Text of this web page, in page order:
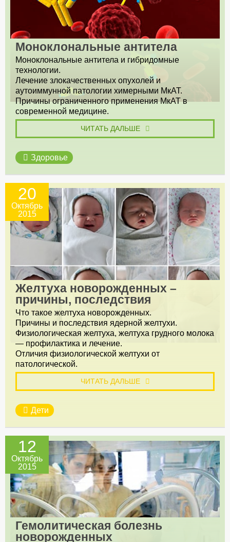
Моноклональные антитела
Моноклональные антитела и гибридомные
технологии.
Лечение злокачественных опухолей и
аутоиммунной патологии химерными МкАТ.
Причины ограниченного применения МкАТ в
современной медицине.
ЧИТАТЬ ДАЛЬШЕ
Здоровье
20
Октябрь
2015
Желтуха новорожденных –
причины, последствия
Что такое желтуха новорожденных.
Причины и последствия ядерной желтухи.
Физиологическая желтуха, желтуха грудного молока
— профилактика и лечение.
Отличия физиологической желтухи от
патологической.
ЧИТАТЬ ДАЛЬШЕ
Дети
12
Октябрь
2015
Гемолитическая болезнь
новорожденных